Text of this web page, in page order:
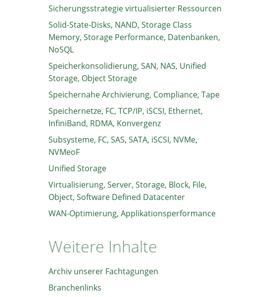
Sicherungsstrategie virtualisierter Ressourcen
Solid-State-Disks, NAND, Storage Class
Memory, Storage Performance, Datenbanken,
NoSQL
Speicherkonsolidierung, SAN, NAS, Unified
Storage, Object Storage
Speichernahe Archivierung, Compliance, Tape
Speichernetze, FC, TCP/IP, iSCSI, Ethernet,
InfiniBand, RDMA, Konvergenz
Subsysteme, FC, SAS, SATA, iSCSI, NVMe,
NVMeoF
Unified Storage
Virtualisierung, Server, Storage, Block, File,
Object, Software Defined Datacenter
WAN-Optimierung, Applikationsperformance
Weitere Inhalte
Archiv unserer Fachtagungen
Branchenlinks